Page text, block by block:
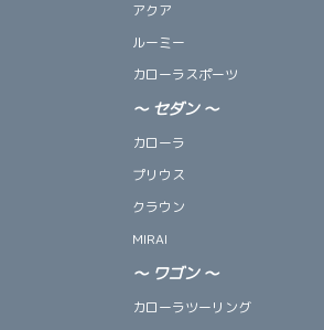
アクア
ルーミー
カローラスポーツ
～ セダン ～
カローラ
プリウス
クラウン
MIRAI
～ ワゴン ～
カローラツーリング